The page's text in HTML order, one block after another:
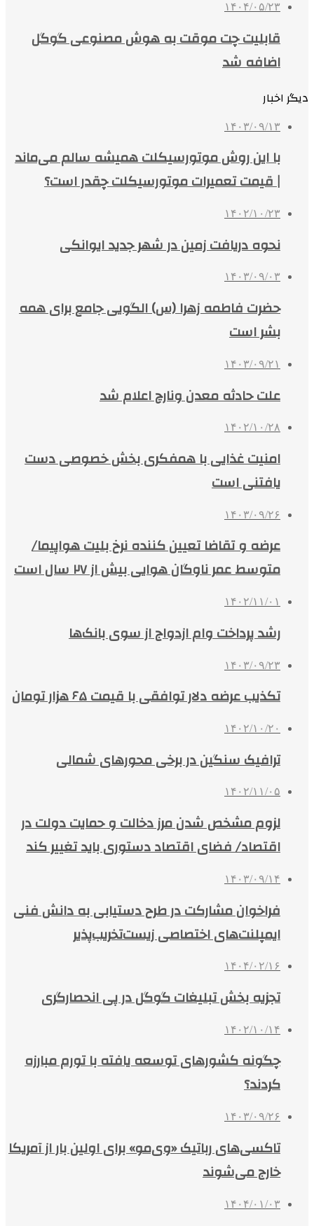
۱۴۰۴/۰۵/۲۳
قابلیت چت موقت به هوش مصنوعی گوگل
اضافه شد
دیگر اخبار
۱۴۰۳/۰۹/۱۳
با این روش موتورسیکلت همیشه سالم می‌ماند
| قیمت تعمیرات موتورسیکلت چقدر است؟
۱۴۰۲/۱۰/۲۳
نحوه دریافت زمین در شهر جدید ایوانکی
۱۴۰۳/۰۹/۰۳
حضرت فاطمه زهرا (س) الگویی جامع برای همه
بشر است
۱۴۰۳/۰۹/۲۱
علت حادثه معدن ونارچ اعلام شد
۱۴۰۲/۱۰/۲۸
امنیت غذایی با همفکری بخش خصوصی دست
یافتنی است
۱۴۰۳/۰۹/۲۶
عرضه و تقاضا تعیین کننده نرخ بلیت هواپیما/
متوسط عمر ناوگان هوایی بیش از ۲۷ سال است
۱۴۰۲/۱۱/۰۱
رشد پرداخت وام ازدواج از سوی بانک‌ها
۱۴۰۳/۰۹/۲۳
تکذیب عرضه دلار توافقی با قیمت ۶۵ هزار تومان
۱۴۰۲/۱۰/۲۰
ترافیک سنگین در برخی محورهای شمالی
۱۴۰۲/۱۱/۰۵
لزوم مشخص شدن مرز دخالت و حمایت دولت در
اقتصاد/ فضای اقتصاد دستوری باید تغییر کند
۱۴۰۳/۰۹/۱۴
فراخوان مشارکت در طرح دستیابی به دانش فنی
ایمپلنت‌های اختصاصی زیست‌تخریب‌پذیر
۱۴۰۴/۰۲/۱۶
تجزیه بخش تبلیغات گوگل در پی انحصارگری
۱۴۰۲/۱۰/۱۴
چگونه کشورهای توسعه یافته با تورم مبارزه
کردند؟
۱۴۰۳/۰۹/۲۶
تاکسی‌های رباتیک «وی‌مو» برای اولین بار از آمریکا
خارج می‌شوند
۱۴۰۴/۰۱/۰۳